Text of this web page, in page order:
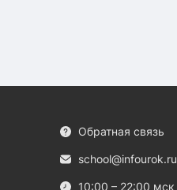
Обратная связь
school@infourok.ru
10:00 – 22:00 мск